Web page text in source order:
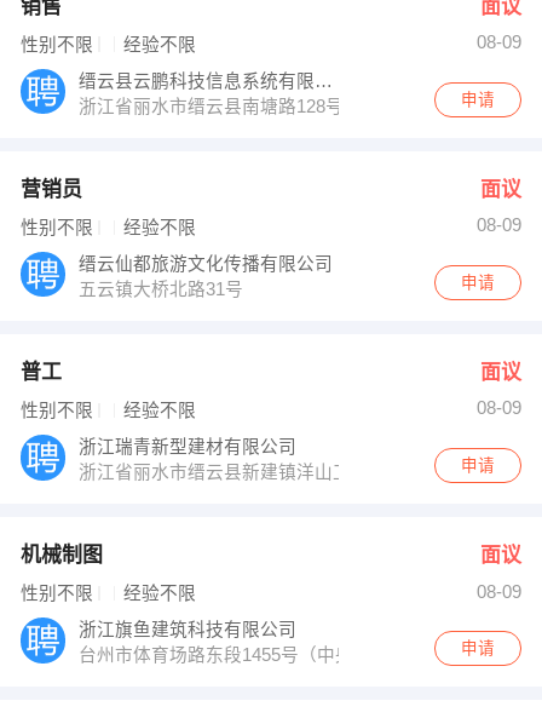
销售 面议
性别不限 经验不限
08-09
缙云县云鹏科技信息系统有限公司
浙江省丽水市缙云县南塘路128号
申请
营销员 面议
性别不限 经验不限
08-09
缙云仙都旅游文化传播有限公司
五云镇大桥北路31号
申请
普工 面议
性别不限 经验不限
08-09
浙江瑞青新型建材有限公司
浙江省丽水市缙云县新建镇洋山工业区
申请
机械制图 面议
性别不限 经验不限
08-09
浙江旗鱼建筑科技有限公司
台州市体育场路东段1455号（中央创新区）
申请